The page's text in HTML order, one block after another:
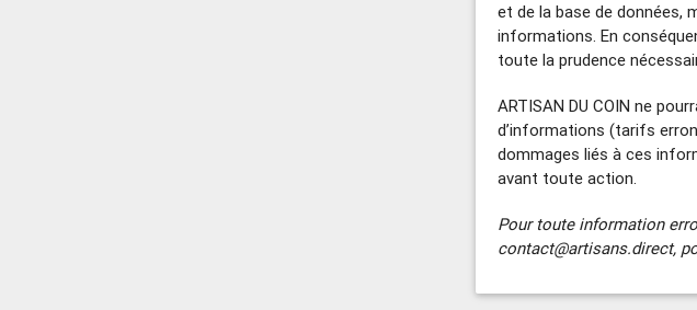
et de la base de données,
informations. En
toute la prudence
ARTISAN DU COIN ne
d’informations (tarifs
dommages liés à ces
avant toute action.
Pour toute information
contact@artisans.direct,